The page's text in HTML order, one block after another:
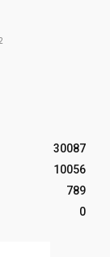
30087
10056
789
0